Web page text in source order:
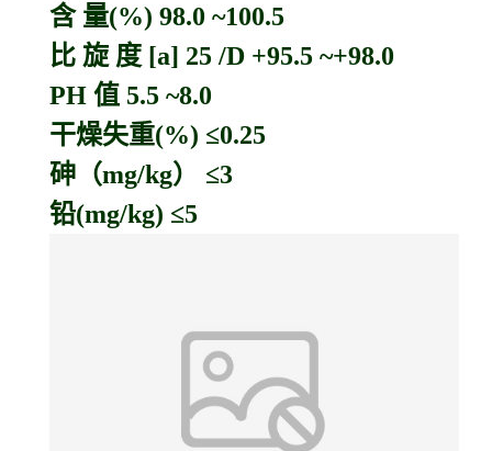
含 量(%) 98.0 ~100.5
比 旋 度 [a] 25 /D +95.5 ~+98.0
PH 值 5.5 ~8.0
干燥失重(%) ≤0.25
砷（mg/kg） ≤3
铅(mg/kg) ≤5